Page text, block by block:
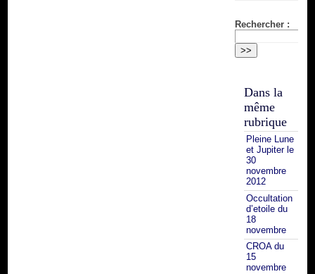
Rechercher :
Dans la
même
rubrique
Pleine Lune
et Jupiter le
30
novembre
2012
Occultation
d’etoile du
18
novembre
CROA du
15
novembre